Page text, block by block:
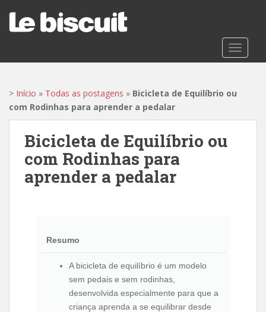
t
> Início » Todas as postagens » Bicicleta de Equilíbrio ou
com Rodinhas para aprender a pedalar
Bicicleta de Equilíbrio ou
com Rodinhas para
aprender a pedalar
Resumo
A bicicleta de equilíbrio é um modelo
sem pedais e sem rodinhas,
desenvolvida especialmente para que a
criança aprenda a se equilibrar desde